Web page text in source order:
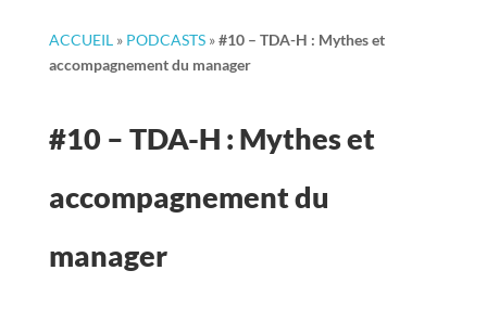
ACCUEIL» PODCASTS»#10 – TDA-H : Mythes et
accompagnement du manager
#10 – TDA-H : Mythes et
accompagnement du
manager